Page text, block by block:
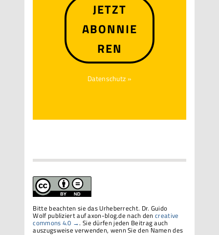
JETZT
ABONNIE
REN
Datenschutz »
Bitte beachten sie das Urheberrecht. Dr. Guido
Wolf publiziert auf axon-blog.de nach dencreative
commons 4.0 →. Sie dürfen jeden Beitrag auch
auszugsweise verwenden, wenn Sie den Namen des